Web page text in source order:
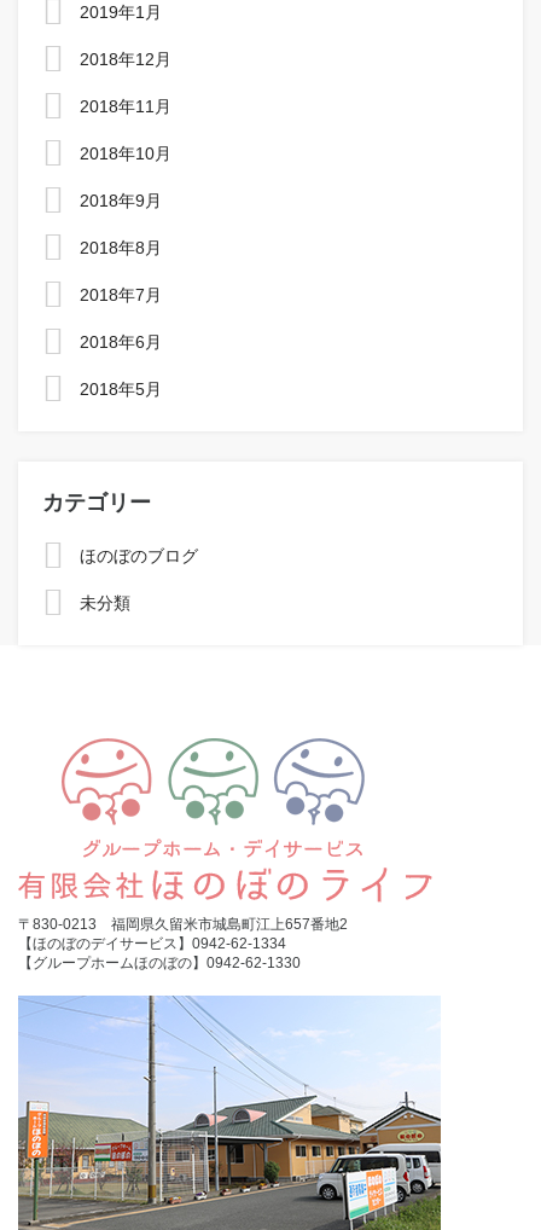
2019年1月
2018年12月
2018年11月
2018年10月
2018年9月
2018年8月
2018年7月
2018年6月
2018年5月
カテゴリー
ほのぼのブログ
未分類
〒830-0213 福岡県久留米市城島町江上657番地2
【ほのぼのデイサービス】0942-62-1334
【グループホームほのぼの】0942-62-1330